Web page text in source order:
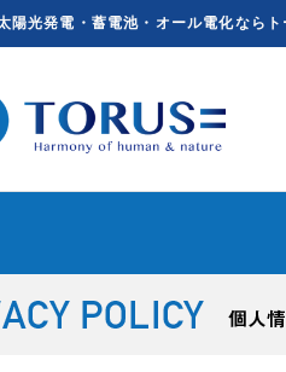
陽光発電・蓄電池・オール電化なら